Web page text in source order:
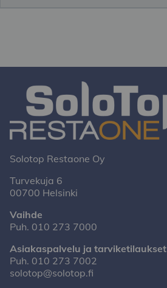
Solotop Restaone Oy
Turvekuja 6
00700 Helsinki
Vaihde
Puh. 010 273 7000
Asiakaspalvelu ja tarviketilaukset
Puh. 010 273 7002
solotop@solotop.fi